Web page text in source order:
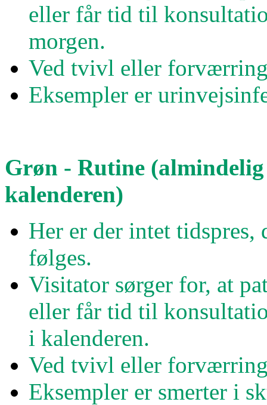
eller får tid til
morgen.
Ved tvivl eller forværring
Eksempler er
Grøn - Rutine
kalenderen)
Her er der intet tidspres,
følges.
Visitator sørger for, at
eller får tid til
i kalenderen.
Ved tvivl eller forværring
Eksempler er smerter i